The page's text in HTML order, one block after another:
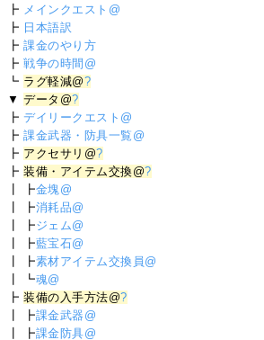
┣ メインクエスト@
┣ 日本語訳
┣課金のやり方
┣戦争の時間@
┗ ラグ軽減@?
▼データ@?
┣デイリークエスト@
┣課金武器・防具一覧@
┣ アクセサリ@?
┣装備・アイテム交換@?
┃ ┣金塊@
┃ ┣消耗品@
┃ ┣ジェム@
┃ ┣藍宝石@
┃ ┣素材アイテム交換員@
┃ ┗魂@
┣装備の入手方法@?
┃ ┣課金武器@
┃ ┣課金防具@